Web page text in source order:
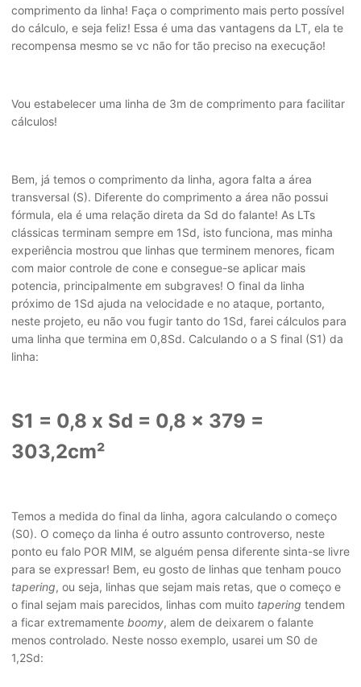
comprimento da linha! Faça o comprimento mais perto possível
do cálculo, e seja feliz! Essa é uma das vantagens da LT, ela te
recompensa mesmo se vc não for tão preciso na execução!
Vou estabelecer uma linha de 3m de comprimento para facilitar
cálculos!
Bem, já temos o comprimento da linha, agora falta a área
transversal (S). Diferente do comprimento a área não possui
fórmula, ela é uma relação direta da Sd do falante! As LTs
clássicas terminam sempre em 1Sd, isto funciona, mas minha
experiência mostrou que linhas que terminem menores, ficam
com maior controle de cone e consegue-se aplicar mais
potencia, principalmente em subgraves! O final da linha
próximo de 1Sd ajuda na velocidade e no ataque, portanto,
neste projeto, eu não vou fugir tanto do 1Sd, farei cálculos para
uma linha que termina em 0,8Sd. Calculando o a S final (S1) da
linha:
S1 = 0,8 x Sd = 0,8 x 379 =
303,2cm²
Temos a medida do final da linha, agora calculando o começo
(S0). O começo da linha é outro assunto controverso, neste
ponto eu falo POR MIM, se alguém pensa diferente sinta-se livre
para se expressar! Bem, eu gosto de linhas que tenham pouco
tapering, ou seja, linhas que sejam mais retas, que o começo e
o final sejam mais parecidos, linhas com muito tapering tendem
a ficar extremamente boomy, alem de deixarem o falante
menos controlado. Neste nosso exemplo, usarei um S0 de
1,2Sd: